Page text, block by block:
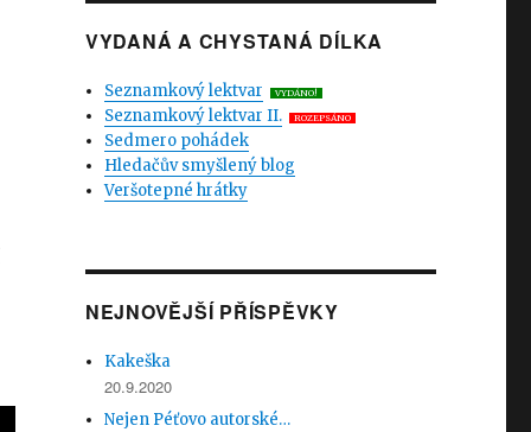
VYDANÁ A CHYSTANÁ DÍLKA
Seznamkový lektvar VYDÁNO!
Seznamkový lektvar II. ROZEPSÁNO
Sedmero pohádek
Hledačův smyšlený blog
Veršotepné hrátky
NEJNOVĚJŠÍ PŘÍSPĚVKY
Kakeška
20.9.2020
Nejen Péťovo autorské…